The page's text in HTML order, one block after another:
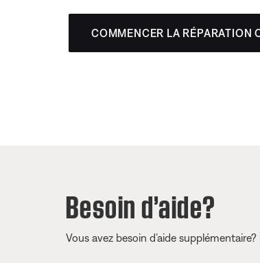
COMMENCER LA RÉPARATION
Besoin d’aide?
Vous avez besoin d’aide